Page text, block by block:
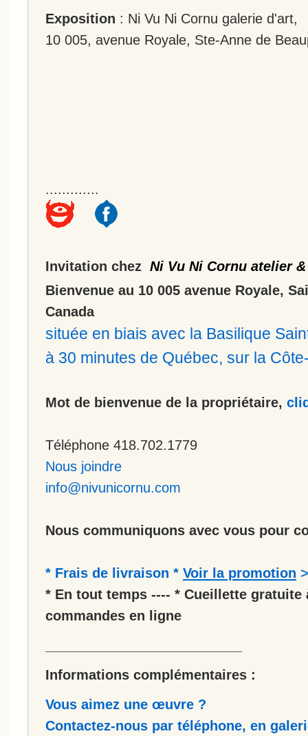
Exposition : Ni Vu Ni Cornu galerie d'art,
10 005, avenue Royale, Ste-Anne de
.............
Invitation chez Ni Vu Ni Cornu atelier
Bienvenue au 10 005 avenue Royale,
Canada
située en biais avec la Basilique
à 30 minutes de Québec, sur la
Mot de bienvenue de la propriétaire,
Téléphone 418.702.1779
Nous joindre
info@nivunicornu.com
Nous communiquons avec vous pour
* Frais de livraison * Voir la promotion >
* En tout temps ---- * Cueillette gratuite
commandes en ligne
Informations complémentaires :
Vous aimez une œuvre ?
Contactez-nous par téléphone, en